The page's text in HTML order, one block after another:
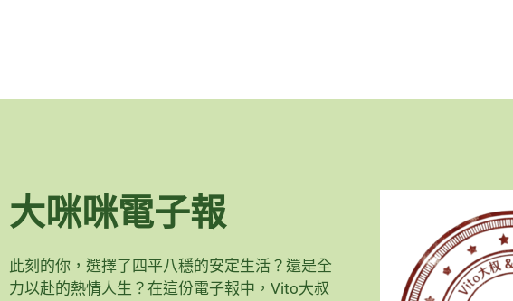
大咪咪電子報
此刻的你，選擇了四平八穩的安定生活？還是全
力以赴的熱情人生？在這份電子報中，Vito大叔